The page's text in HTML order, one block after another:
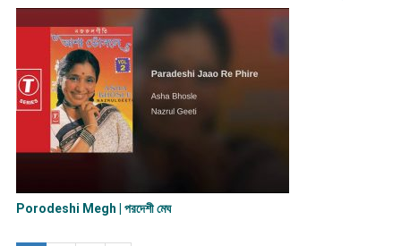
Porodeshi Megh | পরদেশী মেঘ